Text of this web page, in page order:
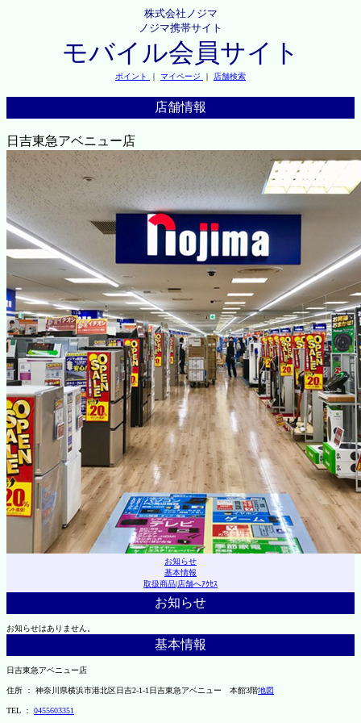
株式会社ノジマ
ノジマ携帯サイト
モバイル会員サイト
ポイント ｜ マイページ ｜ 店舗検索
店舗情報
日吉東急アベニュー店
お知らせ
基本情報
取扱商品|店舗へｱｸｾｽ
お知らせ
お知らせはありません。
基本情報
日吉東急アベニュー店
住所 ： 神奈川県横浜市港北区日吉2-1-1日吉東急アベニュー 本館3階地図
TEL ： 0455603351